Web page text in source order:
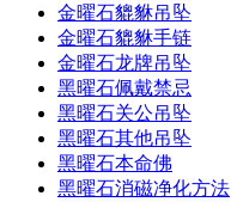
金曜石貔貅吊坠
金曜石貔貅手链
金曜石龙牌吊坠
黑曜石佩戴禁忌
黑曜石关公吊坠
黑曜石其他吊坠
黑曜石本命佛
黑曜石消磁净化方法